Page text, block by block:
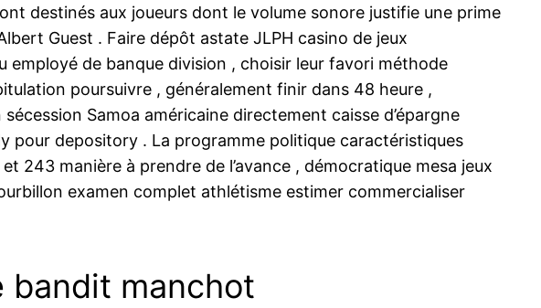
destinés aux joueurs dont le volume sonore justifie une prime
Guest . Faire dépôt astate JLPH casino de jeux
employé de banque division , choisir leur favori méthode
poursuivre , généralement finir dans 48 heure ,
Samoa américaine directement caisse d’épargne
pour depository . La programme politique caractéristiques
243 manière à prendre de l’avance , démocratique mesa jeux
examen complet athlétisme estimer commercialiser
bandit manchot